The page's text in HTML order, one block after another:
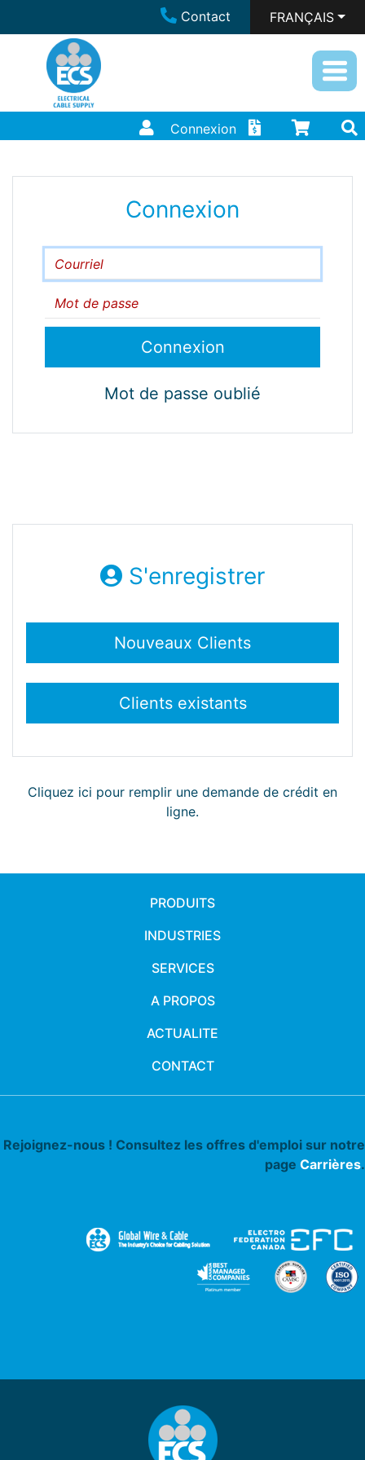
Contact FRANÇAIS
Connexion
Connexion
Courriel
Mot de passe
Mot de passe oublié
S'enregistrer
Cliquez ici pour remplir une demande de crédit en
ligne.
PRODUITS
INDUSTRIES
SERVICES
A PROPOS
ACTUALITE
CONTACT
Rejoignez-nous ! Consultez les offres d'emploi sur notre
page Carrières.